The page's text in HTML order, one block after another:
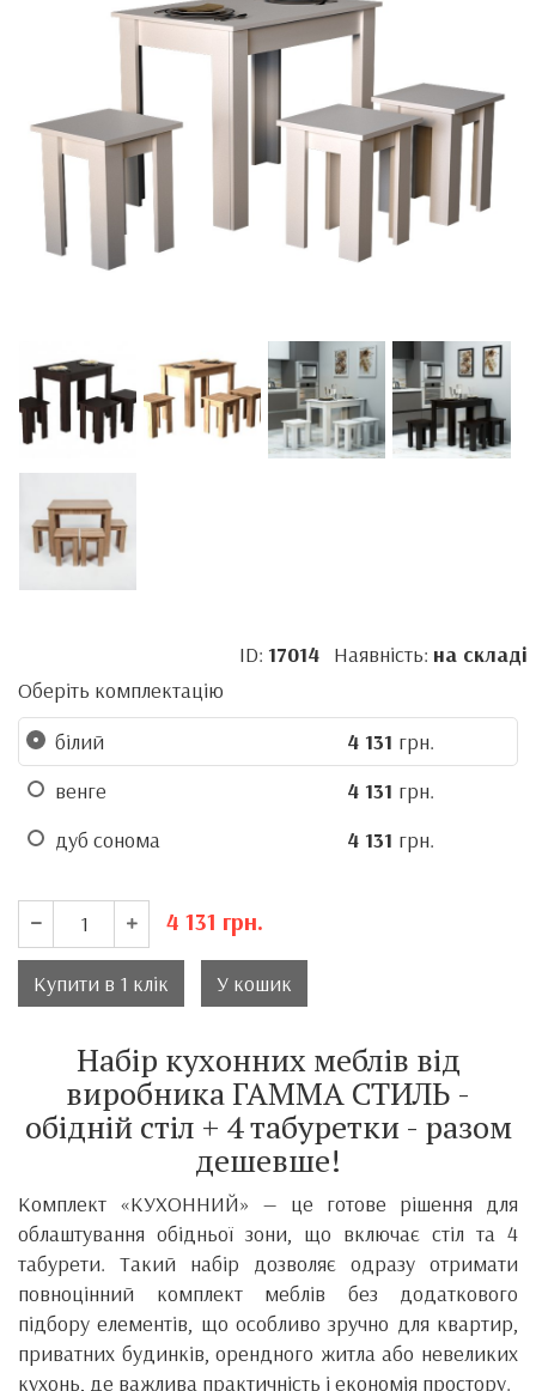
ID: 17014Наявність: на складі
Оберіть комплектацію
білий
4 131 грн.
венге
4 131 грн.
дуб сонома
4 131 грн.
4 131 грн.
Купити в 1 клік У кошик
Набір кухонних меблів від
виробника ГАММА СТИЛЬ -
обідній стіл + 4 табуретки - разом
дешевше!
Комплект «КУХОННИЙ» — це готове рішення для
облаштування обідньої зони, що включає стіл та 4
табурети. Такий набір дозволяє одразу отримати
повноцінний комплект меблів без додаткового
підбору елементів, що особливо зручно для квартир,
приватних будинків, орендного житла або невеликих
кухонь, де важлива практичність і економія простору.